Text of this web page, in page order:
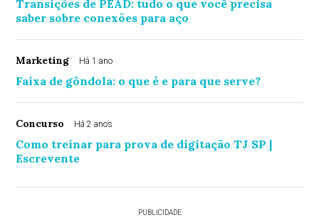
Transições de PEAD: tudo o que você precisa
saber sobre conexões para aço
Marketing Há 1 ano
Faixa de gôndola: o que é e para que serve?
Concurso Há 2 anos
Como treinar para prova de digitação TJ SP |
Escrevente
PUBLICIDADE